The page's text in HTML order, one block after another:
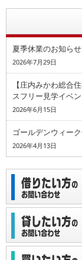
夏季休業のお知らせ
2026年7月29日
【庄内みかわ総合
スフリー見学イベン
2026年6月15日
ゴールデンウィー
2026年4月13日